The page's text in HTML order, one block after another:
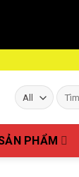
Tìm
kiếm:
PHẨM